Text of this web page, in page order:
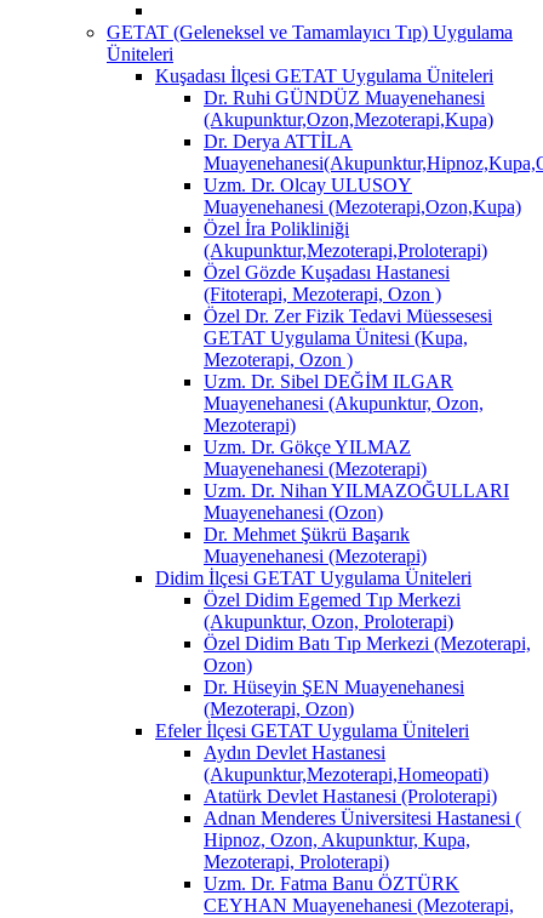
GETAT (Geleneksel ve Tamamlayıcı Tıp) Uygulama
Üniteleri
Kuşadası İlçesi GETAT Uygulama Üniteleri
Dr. Ruhi GÜNDÜZ Muayenehanesi
(Akupunktur,Ozon,Mezoterapi,Kupa)
Dr. Derya ATTİLA
Uzm. Dr. Olcay ULUSOY
Muayenehanesi (Mezoterapi,Ozon,Kupa)
Özel İra Polikliniği
(Akupunktur,Mezoterapi,Proloterapi)
Özel Gözde Kuşadası Hastanesi
(Fitoterapi, Mezoterapi, Ozon )
Özel Dr. Zer Fizik Tedavi Müessesesi
GETAT Uygulama Ünitesi (Kupa,
Mezoterapi, Ozon )
Uzm. Dr. Sibel DEĞİM ILGAR
Muayenehanesi (Akupunktur, Ozon,
Mezoterapi)
Uzm. Dr. Gökçe YILMAZ
Muayenehanesi (Mezoterapi)
Uzm. Dr. Nihan YILMAZOĞULLARI
Muayenehanesi (Ozon)
Dr. Mehmet Şükrü Başarık
Muayenehanesi (Mezoterapi)
Didim İlçesi GETAT Uygulama Üniteleri
Özel Didim Egemed Tıp Merkezi
(Akupunktur, Ozon, Proloterapi)
Özel Didim Batı Tıp Merkezi (Mezoterapi,
Ozon)
Dr. Hüseyin ŞEN Muayenehanesi
(Mezoterapi, Ozon)
Efeler İlçesi GETAT Uygulama Üniteleri
Aydın Devlet Hastanesi
(Akupunktur,Mezoterapi,Homeopati)
Atatürk Devlet Hastanesi (Proloterapi)
Adnan Menderes Üniversitesi Hastanesi (
Hipnoz, Ozon, Akupunktur, Kupa,
Mezoterapi, Proloterapi)
Uzm. Dr. Fatma Banu ÖZTÜRK
CEYHAN Muayenehanesi (Mezoterapi,